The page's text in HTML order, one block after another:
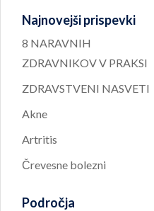
Najnovejši prispevki
8 NARAVNIH
ZDRAVNIKOV V PRAKSI
ZDRAVSTVENI NASVETI
Akne
Artritis
Črevesne bolezni
Področja